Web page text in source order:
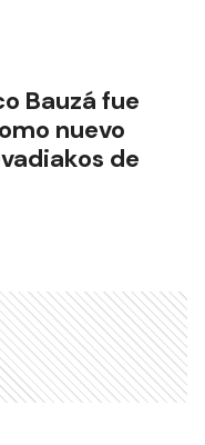
Bauzá fue
nuevo
de